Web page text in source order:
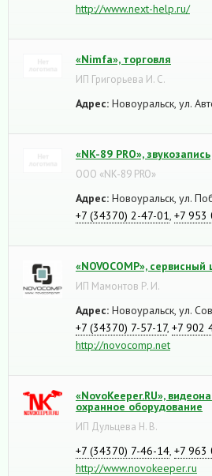
http://www.next-help.ru/
«Nimfa», торговля
ИП Григорьева И. С.
Адрес: Новоуральск, ул.
«NK-89 PRO», звукозапись
ООО «NK-89 PRO»
Адрес: Новоуральск, ул.
+7 (34370) 2-47-01 +7 953
«NOVOCOMP», сервисный
ИП Мамонтов Р. И.
Адрес: Новоуральск, ул.
+7 (34370) 7-57-17, +7 902
http://novocomp.net
«NovoKeeper.RU»,
охранное оборудование
ИП Дульцева Н. В.
+7 (34370) 7-46-14 +7 963
http://www.novokeeper.ru